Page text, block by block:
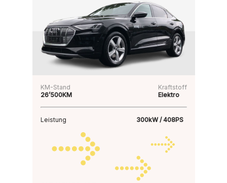
KM-Stand
26’500KM
Kraftstoff
Elektro
Leistung 300kW / 408PS